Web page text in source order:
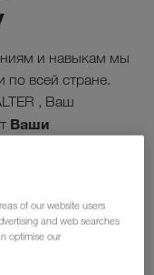
и навыкам мы
по всей стране.
, Ваш
Ваши
гарантируем Вам
ставкии много
of our website users
and web searches
optimise our